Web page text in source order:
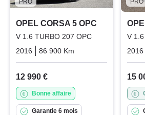
OPEL CORSA 5 OPC
V 1.6 TURBO 207 OPC
2016
86 900 Km Essence
12 990 €
Bonne affaire
Garantie 6 mois
V
2016
15